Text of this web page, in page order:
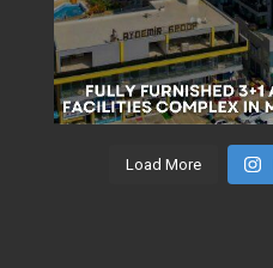
Load More